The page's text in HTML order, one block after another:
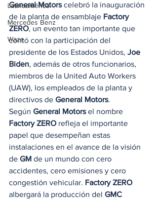
Latinoamérica
Mercedes Benz
Waze
General Motors celebró la inauguración
de la planta de ensamblaje Factory
ZERO, un evento tan importante que
contó con la participación del
presidente de los Estados Unidos, Joe
Biden, además de otros funcionarios,
miembros de la United Auto Workers
(UAW), los empleados de la planta y
directivos de General Motors.
Según General Motors el nombre
Factory ZERO refleja el importante
papel que desempeñan estas
instalaciones en el avance de la visión
de GM de un mundo con cero
accidentes, cero emisiones y cero
congestión vehicular. Factory ZERO
albergará la producción del GMC